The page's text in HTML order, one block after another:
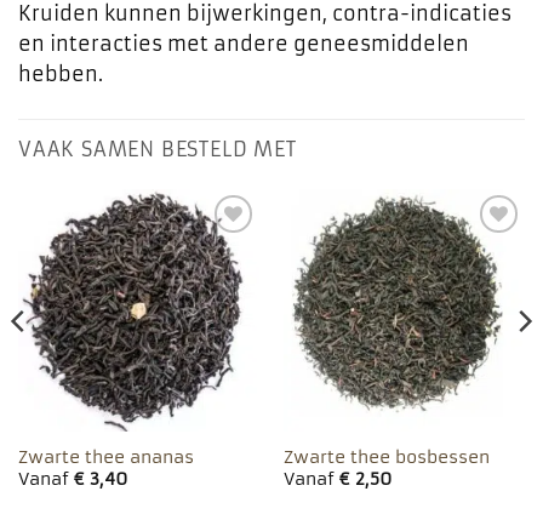
Kruiden kunnen bijwerkingen, contra-indicaties
en interacties met andere geneesmiddelen
hebben.
VAAK SAMEN BESTELD MET
Toevoegen
aan
favorieten
Zwarte thee ananas
Vanaf €3,40
Toevoegen
aan
favorieten
Zwarte thee bosbessen
Vanaf €2,50